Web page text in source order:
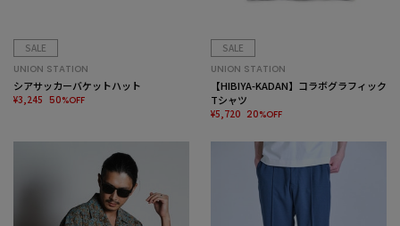
SALE
UNION STATION
シアサッカーバケットハット
¥3,245 50%OFF
SALE
UNION STATION
【HIBIYA-KADAN】コラボグラフィック
Tシャツ
¥5,720 20%OFF